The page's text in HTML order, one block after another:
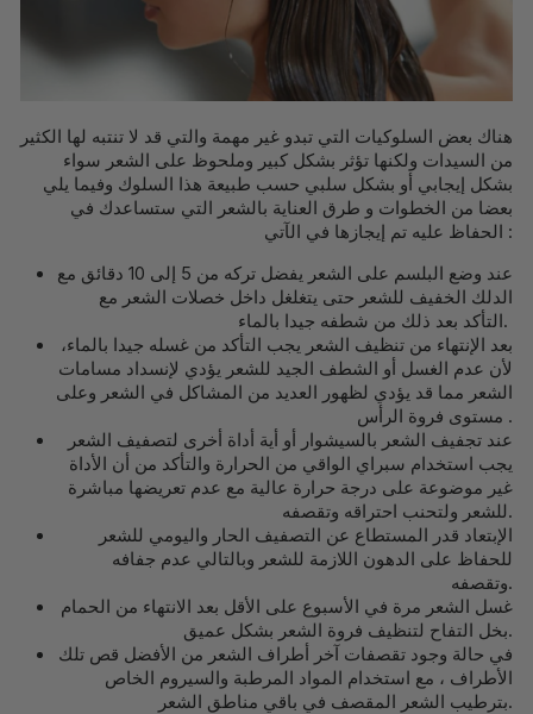
هناك بعض السلوكيات التي تبدو غير مهمة والتي قد لا تنتبه لها الكثير
من السيدات ولكنها تؤثر بشكل كبير وملحوظ على الشعر سواء
بشكل إيجابي أو بشكل سلبي حسب طبيعة هذا السلوك وفيما يلي
بعضا من الخطوات و طرق العناية بالشعر التي ستساعدك في
الحفاظ عليه تم إيجازها في الآتي :
عند وضع البلسم على الشعر يفضل تركه من 5 إلى 10 دقائق مع
الدلك الخفيف للشعر حتى يتغلغل داخل خصلات الشعر مع
التأكد بعد ذلك من شطفه جيدا بالماء.
بعد الإنتهاء من تنظيف الشعر يجب التأكد من غسله جيدا بالماء،
لأن عدم الغسل أو الشطف الجيد للشعر يؤدي لإنسداد مسامات
الشعر مما قد يؤدي لظهور العديد من المشاكل في الشعر وعلى
مستوى فروة الرأس .
عند تجفيف الشعر بالسيشوار أو أية أداة أخرى لتصفيف الشعر
يجب استخدام سبراي الواقي من الحرارة والتأكد من أن الأداة
غير موضوعة على درجة حرارة عالية مع عدم تعريضها مباشرة
للشعر ولتحنب احتراقه وتقصفه.
الإبتعاد قدر المستطاع عن التصفيف الحار واليومي للشعر
للحفاظ على الدهون اللازمة للشعر وبالتالي عدم جفافه
وتقصفه.
غسل الشعر مرة في الأسبوع على الأقل بعد الانتهاء من الحمام
بخل التفاح لتنظيف فروة الشعر بشكل عميق.
في حالة وجود تقصفات آخر أطراف الشعر من الأفضل قص تلك
الأطراف ، مع استخدام المواد المرطبة والسيروم الخاص
بترطيب الشعر المقصف في باقي مناطق الشعر.